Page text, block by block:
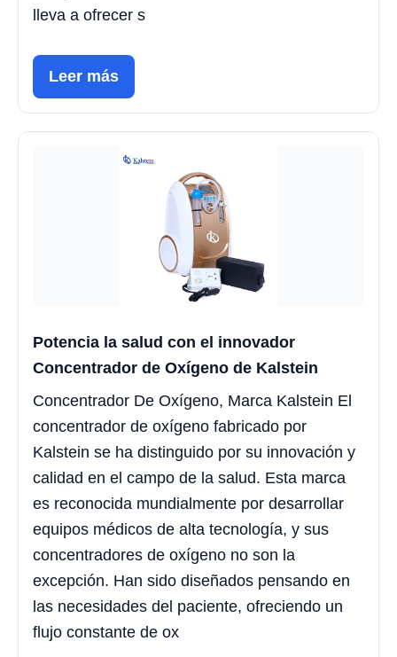
lleva a ofrecer s
Leer más
Potencia la salud con el innovador
Concentrador de Oxígeno de Kalstein
Concentrador De Oxígeno, Marca Kalstein El
concentrador de oxígeno fabricado por
Kalstein se ha distinguido por su innovación y
calidad en el campo de la salud. Esta marca
es reconocida mundialmente por desarrollar
equipos médicos de alta tecnología, y sus
concentradores de oxígeno no son la
excepción. Han sido diseñados pensando en
las necesidades del paciente, ofreciendo un
flujo constante de ox